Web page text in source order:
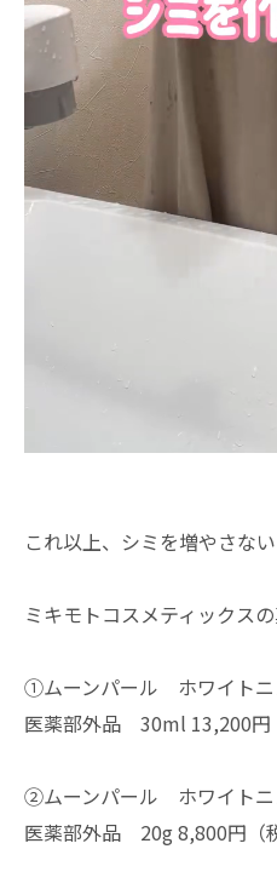
これ以上、シミを増やさな
ミキモトコスメティックス
①ムーンパール ホワイトニ
医薬部外品 30ml 13,200円
②ムーンパール ホワイトニ
医薬部外品 20g 8,800円（